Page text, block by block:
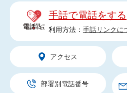
手話で電話をする
利用方法： 手話リンクに
アクセス
部署別電話番号